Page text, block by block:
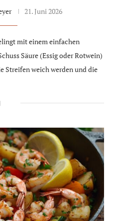
21. Juni 2026
mit einem einfachen
Säure (Essig oder Rotwein)
Streifen weich werden und die